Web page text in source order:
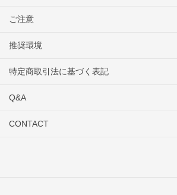
ご注意
推奨環境
特定商取引法に基づく表記
Q&A
CONTACT